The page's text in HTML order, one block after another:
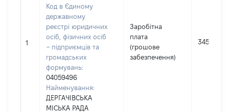
1
Код в Єдиному
державному
реєстрі юридичних
осіб, фізичних осіб
– підприємців та
громадських
формувань:
04059496
Найменування:
ДЕРГАЧІВСЬКА
МІСЬКА РАДА
Заробітна
плата
(грошове
забезпечення)
345818